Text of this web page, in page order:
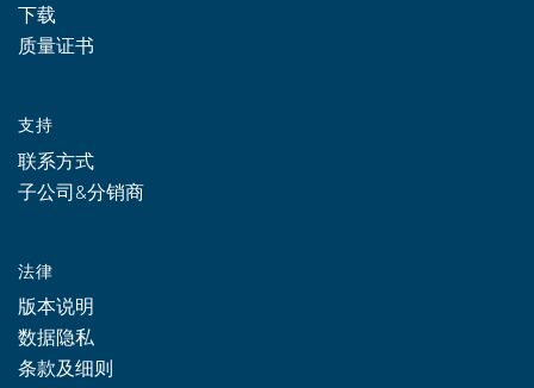
下载
质量证书
支持
联系方式
子公司&分销商
法律
版本说明
数据隐私
条款及细则